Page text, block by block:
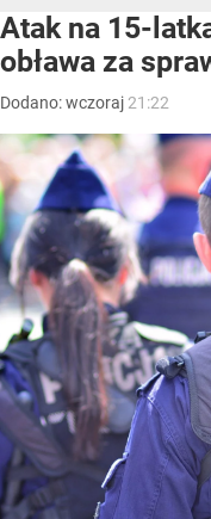
Atak na 15-
obława za
Dodano:wczoraj 21:22